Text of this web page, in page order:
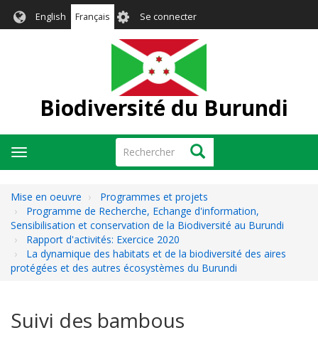
English Français User
account
menu
Se connecter
Biodiversité du Burundi
Rechercher Rechercher
Toggle
navigation
Mise en oeuvre
Programmes et projets
Programme de Recherche, Echange d'information,
Sensibilisation et conservation de la Biodiversité au Burundi
Rapport d'activités: Exercice 2020
La dynamique des habitats et de la biodiversité des aires
protégées et des autres écosystèmes du Burundi
Suivi des bambous